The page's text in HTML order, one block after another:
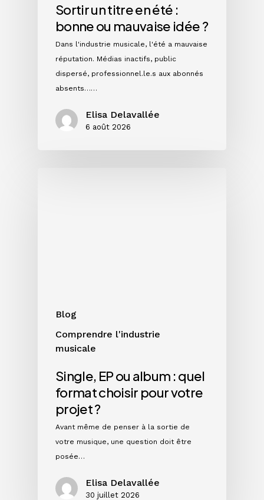
Sortir un titre en été :
bonne ou mauvaise idée ?
Dans l'industrie musicale, l'été a mauvaise
réputation. Médias inactifs, public
dispersé, professionnel.le.s aux abonnés
absents……
Elisa Delavallée
6 août 2026
Blog
Comprendre l'industrie
musicale
Single, EP ou album : quel
format choisir pour votre
projet ?
Avant même de penser à la sortie de
votre musique, une question doit être
posée…
Elisa Delavallée
30 juillet 2026